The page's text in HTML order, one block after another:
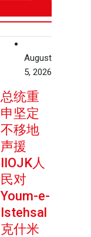
August
5, 2026
总统重
申坚定
不移地
声援
IIOJK人
民对
Youm-e-
Istehsal
克什米